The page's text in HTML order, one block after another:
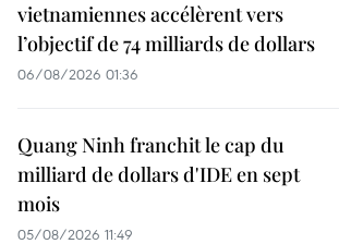
vietnamiennes accélèrent vers
l’objectif de 74 milliards de dollars
06/08/2026 01:36
Quang Ninh franchit le cap du
milliard de dollars d'IDE en sept
mois
05/08/2026 11:49